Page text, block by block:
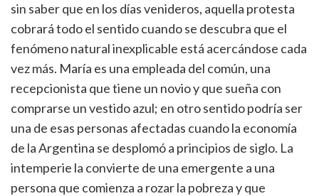
sin saber que en los días venideros, aquella protesta
cobrará todo el sentido cuando se descubra que el
fenómeno natural inexplicable está acercándose cada
vez más. María es una empleada del común, una
recepcionista que tiene un novio y que sueña con
comprarse un vestido azul; en otro sentido podría ser
una de esas personas afectadas cuando la economía
de la Argentina se desplomó a principios de siglo. La
intemperie la convierte de una emergente a una
persona que comienza a rozar la pobreza y que